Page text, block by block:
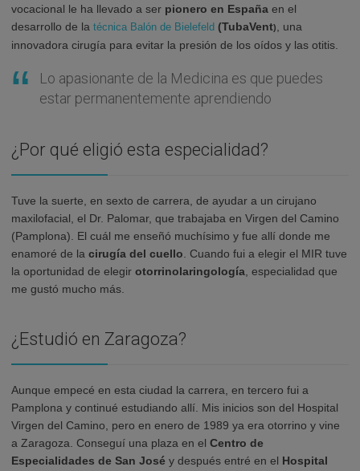
vocacional le ha llevado a ser pionero en España en el
desarrollo de la técnica Balón de Bielefeld (TubaVent)
, una
innovadora cirugía para evitar la presión de los oídos y las otitis.
Lo apasionante de la Medicina es que puedes
estar permanentemente aprendiendo
¿Por qué eligió esta especialidad?
Tuve la suerte, en sexto de carrera, de ayudar a un cirujano
maxilofacial, el Dr. Palomar, que trabajaba en Virgen del Camino
(Pamplona). El cuál me enseñó muchísimo y fue allí donde me
enamoré de la cirugía del cuello . Cuando fui a elegir el MIR tuve
la oportunidad de elegir otorrinolaringología , especialidad que
me gustó mucho más.
¿Estudió en Zaragoza?
Aunque empecé en esta ciudad la carrera, en tercero fui a
Pamplona y continué estudiando allí. Mis inicios son del Hospital
Virgen del Camino, pero en enero de 1989 ya era otorrino y vine
a Zaragoza. Conseguí una plaza en el Centro de
Especialidades de San José y después entré en el Hospital